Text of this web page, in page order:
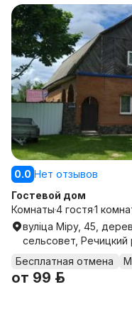
0.0 Нет отзывов
Гостевой дом
Комнаты4 гостя1
вуліца Міру, 45,
сельсовет, Речицкий
Бесплатная отмена
от 99 р.